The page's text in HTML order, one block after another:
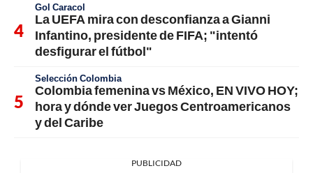
Gol Caracol
La UEFA mira con desconfianza a Gianni
Infantino, presidente de FIFA; "intentó
desfigurar el fútbol"
Selección Colombia
Colombia femenina vs México, EN VIVO HOY;
hora y dónde ver Juegos Centroamericanos
y del Caribe
PUBLICIDAD